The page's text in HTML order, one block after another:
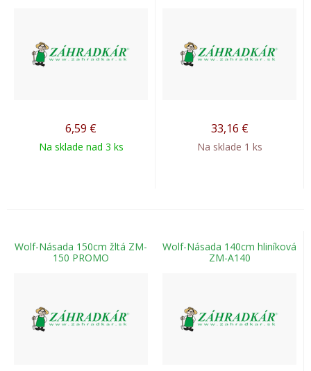
6,59 €
Na sklade nad 3 ks
33,16 €
Na sklade 1 ks
Wolf-Násada 150cm žltá ZM-
150 PROMO
Wolf-Násada 140cm hliníková
ZM-A140